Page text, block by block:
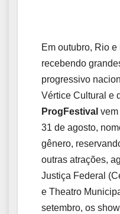
Em outubro, Rio
recebendo
progressivo
Vértice Cultural e
ProgFestival
31 de agosto,
gênero,
outras atrações,
Justiça Federal
e Theatro
setembro, os